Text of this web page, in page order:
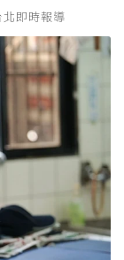
即時報導